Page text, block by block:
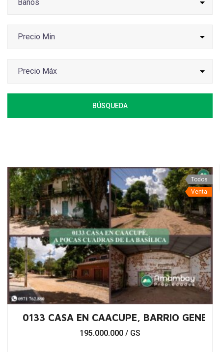
BÚSQUEDA
Todos
Venta
0133 CASA EN CAACUPE, BARRIO
195.000.000 / GS